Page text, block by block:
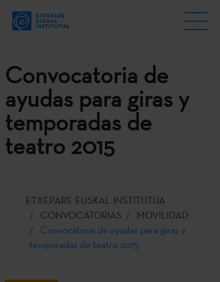
Convocatoria de
ayudas para giras y
temporadas de
teatro 2015
ETXEPARE EUSKAL INSTITUTUA
CONVOCATORIAS
MOVILIDAD
Convocatoria de ayudas para giras y
temporadas de teatro 2015